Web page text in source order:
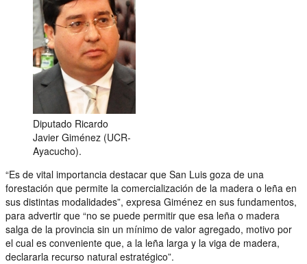
Diputado Ricardo
Javier Giménez (UCR-
Ayacucho).
“Es de vital importancia destacar que San Luis goza de una
forestación que permite la comercialización de la madera o leña en
sus distintas modalidades”, expresa Giménez en sus fundamentos,
para advertir que “no se puede permitir que esa leña o madera
salga de la provincia sin un mínimo de valor agregado, motivo por
el cual es conveniente que, a la leña larga y la viga de madera,
declararla recurso natural estratégico”.